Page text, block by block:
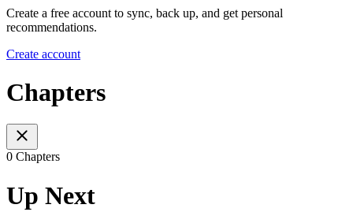
Create a free account to sync, back up, and get personal
recommendations.
Create account
Chapters
0 Chapters
Up Next